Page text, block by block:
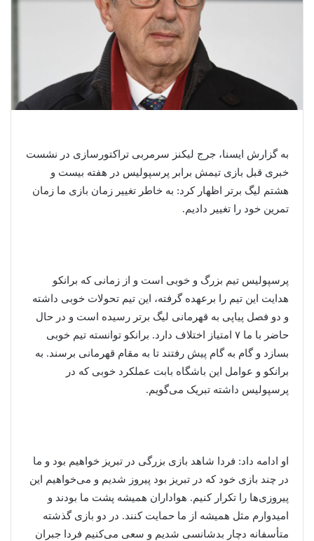
به گزارش ایسنا، جرج لیکنز سرمربی تراکتورسازی در نشست
خبری قبل بازی تیمش برابر پرسپولیس در هفته بیست و
هشتم لیگ برتر اظهار کرد: به خاطر تغییر زمان بازی ما زمان
تمرین خود را تغییر دادیم.
پرسپولیس تیم بزرگ و خوبی است و از زمانی که برانکو
هدایت این تیم را برعهده گرفته، این تیم تحولات خوبی داشته
و دو فصل پیاپی به قهرمانی لیگ برتر رسیده است و در حال
حاضر با ما ۷ امتیاز اختلاف دارد. برانکو توانسته تیم خوبی
بسازد و گام به گام پیش رفتند تا به مقام قهرمانی برسند. به
برانکو و عوامل این باشگاه بابت عملکرد خوبی که در
پرسپولیس داشته تبریک می‌گویم.
او ادامه داد: فردا شاهد بازی بزرگی در تبریز خواهیم بود و ما
در چند بازی خود که در تبریز بود پیروز شدیم و می‌خواهیم این
پیروزی‌ها را تکرار کنیم. هواداران همیشه پشت ما بودند و
امیدوارم مثل همیشه از ما حمایت کنند. در دو بازی گذشته
متأسفانه دچار بدشانسی شدیم و سعی می‌کنیم فردا جبران